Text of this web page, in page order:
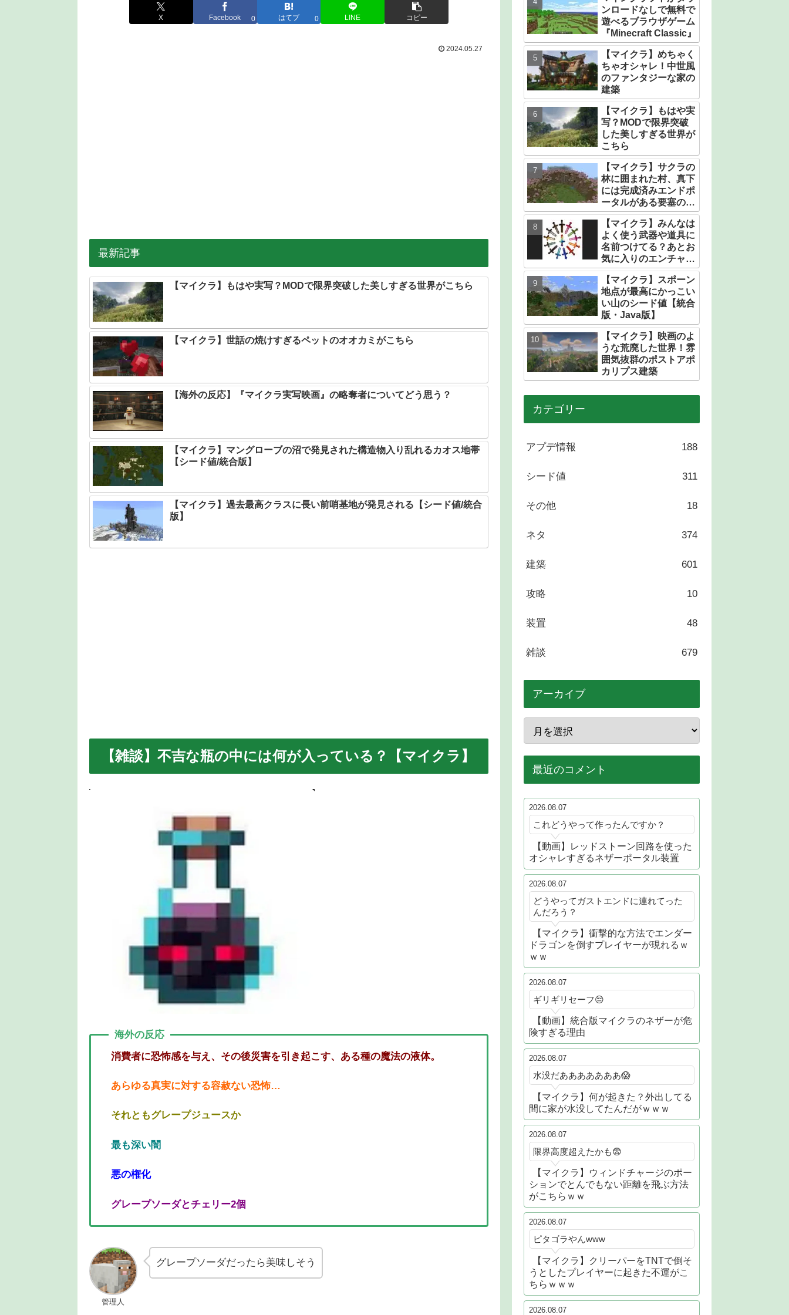
X Facebook 0 はてブ 0 LINE コピー
2024.05.27
最新記事
【マイクラ】もはや実写？MODで限界突破した美しすぎる世界がこちら
【マイクラ】世話の焼けすぎるペットのオオカミがこちら
【海外の反応】『マイクラ実写映画』の略奪者についてどう思う？
【マイクラ】マングローブの沼で発見された構造物入り乱れるカオス地帯
【シード値/統合版】
【マイクラ】過去最高クラスに長い前哨基地が発見される【シード値/統合
版】
【雑談】不吉な瓶の中には何が入っている？【マイクラ】
海外の反応
消費者に恐怖感を与え、その後災害を引き起こす、ある種の魔法の液体。
あらゆる真実に対する容赦ない恐怖…
それともグレープジュースか
最も深い闇
悪の権化
グレープソーダとチェリー2個
管理人
グレープソーダだったら美味しそう
ンロードなしで無料で
遊べるブラウザゲーム
『Minecraft Classic』
【マイクラ】めちゃく
ちゃオシャレ！中世風
のファンタジーな家の
建築
【マイクラ】もはや実
写？MODで限界突破
した美しすぎる世界が
こちら
【マイクラ】サクラの
林に囲まれた村、真下
には完成済みエンドポ
ータルがある要塞のシ
ード値【統合版】
【マイクラ】みんなは
よく使う武器や道具に
名前つけてる？あとお
気に入りのエンチャン
トある？
【マイクラ】スポーン
地点が最高にかっこい
い山のシード値【統合
版・Java版】
【マイクラ】映画のよ
うな荒廃した世界！雰
囲気抜群のポストアポ
カリプス建築
カテゴリー
アプデ情報 188
シード値 311
その他 18
ネタ 374
建築 601
攻略 10
装置 48
雑談 679
アーカイブ
最近のコメント
2026.08.07
これどうやって作ったんですか？
【動画】レッドストーン回路を使った
オシャレすぎるネザーポータル装置
2026.08.07
どうやってガストエンドに連れてった
んだろう？
【マイクラ】衝撃的な方法でエンダー
ドラゴンを倒すプレイヤーが現れるｗ
ｗｗ
2026.08.07
ギリギリセーフ😔
【動画】統合版マイクラのネザーが危
険すぎる理由
2026.08.07
水没だあああああああ😱
【マイクラ】何が起きた？外出してる
間に家が水没してたんだがｗｗｗ
2026.08.07
限界高度超えたかも😨
【マイクラ】ウィンドチャージのポー
ションでとんでもない距離を飛ぶ方法
がこちらｗｗ
2026.08.07
ピタゴラやんwww
【マイクラ】クリーパーをTNTで倒そ
うとしたプレイヤーに起きた不運がこ
ちらｗｗｗ
2026.08.07